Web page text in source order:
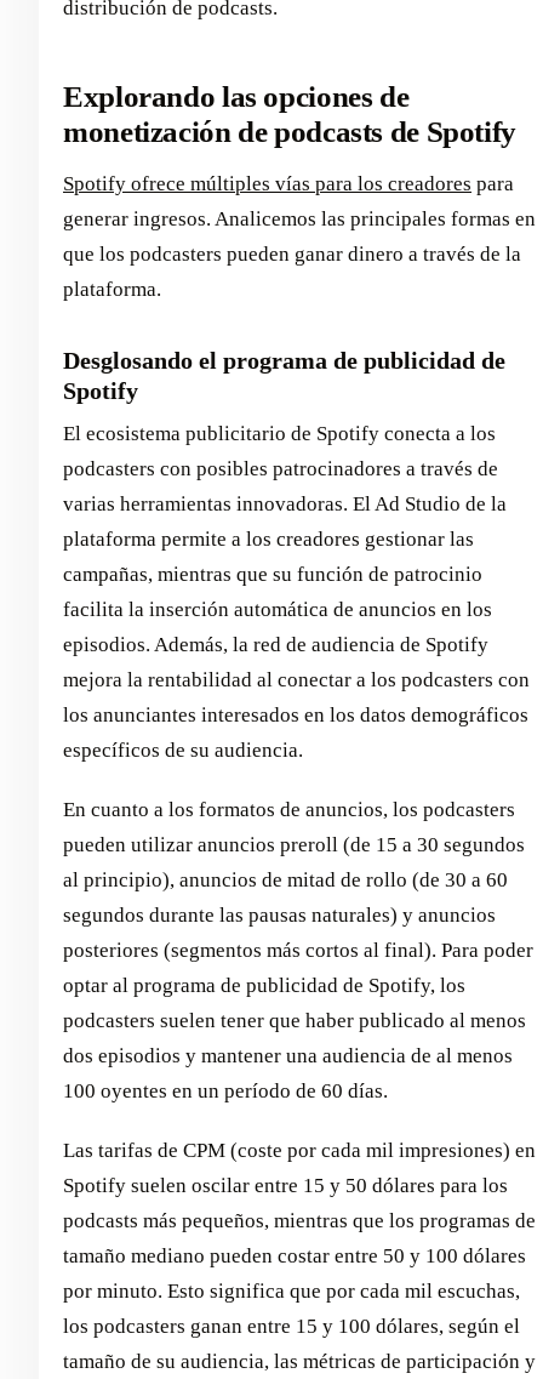
distribución de podcasts.
Explorando las opciones de
monetización de podcasts de Spotify
Spotify ofrece múltiples vías para los creadores para
generar ingresos. Analicemos las principales formas en
que los podcasters pueden ganar dinero a través de la
plataforma.
Desglosando el programa de publicidad de
Spotify
El ecosistema publicitario de Spotify conecta a los
podcasters con posibles patrocinadores a través de
varias herramientas innovadoras. El Ad Studio de la
plataforma permite a los creadores gestionar las
campañas, mientras que su función de patrocinio
facilita la inserción automática de anuncios en los
episodios. Además, la red de audiencia de Spotify
mejora la rentabilidad al conectar a los podcasters con
los anunciantes interesados en los datos demográficos
específicos de su audiencia.
En cuanto a los formatos de anuncios, los podcasters
pueden utilizar anuncios preroll (de 15 a 30 segundos
al principio), anuncios de mitad de rollo (de 30 a 60
segundos durante las pausas naturales) y anuncios
posteriores (segmentos más cortos al final). Para poder
optar al programa de publicidad de Spotify, los
podcasters suelen tener que haber publicado al menos
dos episodios y mantener una audiencia de al menos
100 oyentes en un período de 60 días.
Las tarifas de CPM (coste por cada mil impresiones) en
Spotify suelen oscilar entre 15 y 50 dólares para los
podcasts más pequeños, mientras que los programas de
tamaño mediano pueden costar entre 50 y 100 dólares
por minuto. Esto significa que por cada mil escuchas,
los podcasters ganan entre 15 y 100 dólares, según el
tamaño de su audiencia, las métricas de participación y